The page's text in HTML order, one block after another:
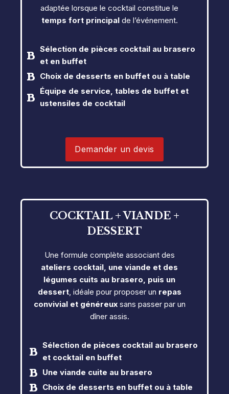
adaptée lorsque le cocktail constitue le
temps fort principalde l’événement.
Sélection de pièces cocktail au brasero
et en buffet
Choix de desserts en buffet ou à table
Équipe de service, tables de buffet et
ustensiles de cocktail
Demander un devis
COCKTAIL + VIANDE +
DESSERT
Une formule complète associant des
ateliers cocktail, une viande et des
légumes cuits au brasero, puis un
dessert, idéale pour proposer un repas
convivial et généreuxsans passer par un
dîner assis.
Sélection de pièces cocktail au brasero
et cocktail en buffet
Une viande cuite au brasero
Choix de desserts en buffet ou à table